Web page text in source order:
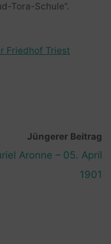
Tora-Schule”.
Friedhof Triest
Jüngerer Beitrag
Aronne – 05. April
1901